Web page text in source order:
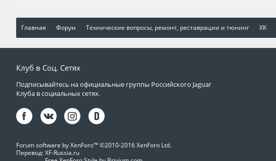
Главная Форум Технические вопросы, ремонт, реставрации и тюнинг XK
Клуб в Соц. Сетях
Подписывайтесь на официальные группы Российского Jaguar
Клуба в социальных сетях.
Forum software by XenForo™©2010-2016 XenForo Ltd.
Перевод:XF-Russia.ru